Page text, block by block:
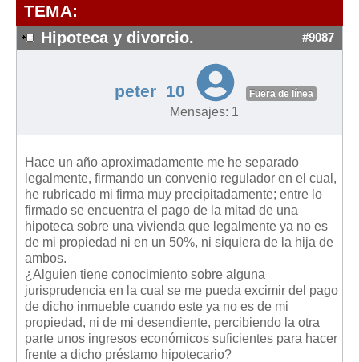
Requerimientos y comunicaciones
Formularios sobre Propiedad Horizontal
Modelos de Convocatoria de Junta de Propietarios
Modelos de Acta de Junta de Propietarios
Legislación sobre Arrendamientos Urbanos
Legislación sobre la Comunidad de Propietarios
Legislación sobre Adquisición de Vivienda en Propiedad
Legislación de interés práctico
Diccionario
Usuario
Entrar / Salir
TEMA:
Hipoteca y divorcio. #9087
peter_10 Fuera de línea
Mensajes: 1
Hace un año aproximadamente me he separado
legalmente, firmando un convenio regulador en el cual,
he rubricado mi firma muy precipitadamente; entre lo
firmado se encuentra el pago de la mitad de una
hipoteca sobre una vivienda que legalmente ya no es
de mi propiedad ni en un 50%, ni siquiera de la hija de
ambos.
¿Alguien tiene conocimiento sobre alguna
jurisprudencia en la cual se me pueda excimir del pago
de dicho inmueble cuando este ya no es de mi
propiedad, ni de mi desendiente, percibiendo la otra
parte unos ingresos económicos suficientes para hacer
frente a dicho préstamo hipotecario?